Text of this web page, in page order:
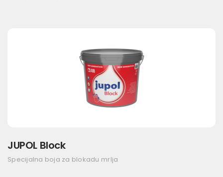
JUPOL Block
Specijalna boja za blokadu mrlja